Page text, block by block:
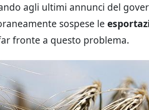
agli ultimi annunci del
sospese le
fronte a questo problema.